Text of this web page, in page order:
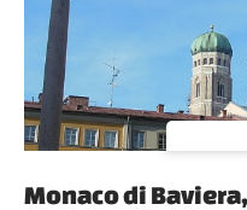
Monaco di